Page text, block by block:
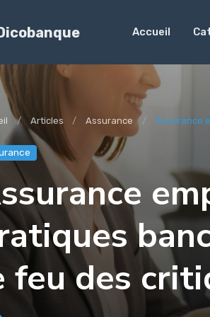
Accueil
Articles Assurance Assurance
feu des